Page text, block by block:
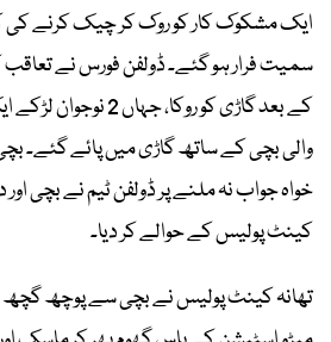
ایک مشکوک کار کو روک کر چیک کرنے کی
سمیت فرار ہو گئے۔ ڈولفن فورس نے تعاقب
کے بعد گاڑی کو روکا،
والی بچی کے ساتھ گاڑی میں پائے گئے۔
خواہ جواب نہ ملنے پر ڈولفن ٹیم نے بچی اور
کینٹ پولیس کے حوالے کر دیا۔
تھانہ کینٹ پولیس نے بچی سے پوچھ گچھ